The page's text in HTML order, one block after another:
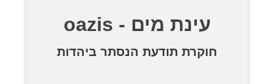
עינת מים - oazis
חוקרת תודעת הנסתר ביהדות